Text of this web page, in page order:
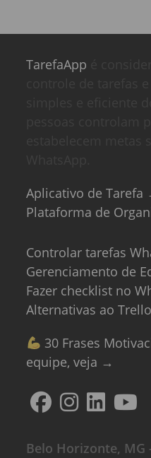
TarefaApp
Aplicativo de Tarefa
Plataforma de
Controlar tarefas
Gerenciamento de
Fazer checklist no
Alternativas ao
30 Frases
equipe, veja →
Belo Horizonte, MG